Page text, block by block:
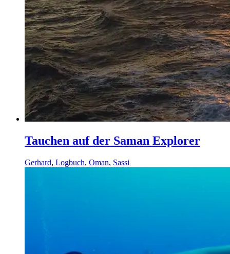
Tauchen auf der Saman Explorer
Gerhard, Logbuch, Oman, Sassi